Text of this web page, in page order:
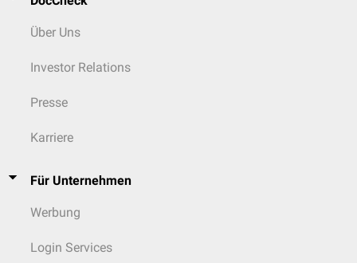
Über Uns
Investor Relations
Presse
Karriere
Für Unternehmen
Werbung
Login Services